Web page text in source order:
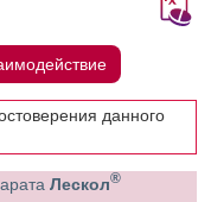
данного
Лескол®